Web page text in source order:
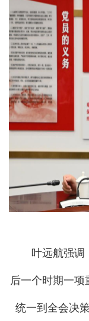
叶远航强调，
后一个时期一
统一到全会决